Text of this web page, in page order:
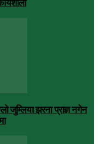
जुम्लिया झरना प्राज्ञ नगेन